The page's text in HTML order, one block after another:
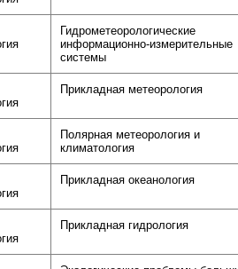
Гидрометеорологические
информационно-измерительные
системы
Прикладная метеорология
Полярная метеорология и
климатология
Прикладная океанология
Прикладная гидрология